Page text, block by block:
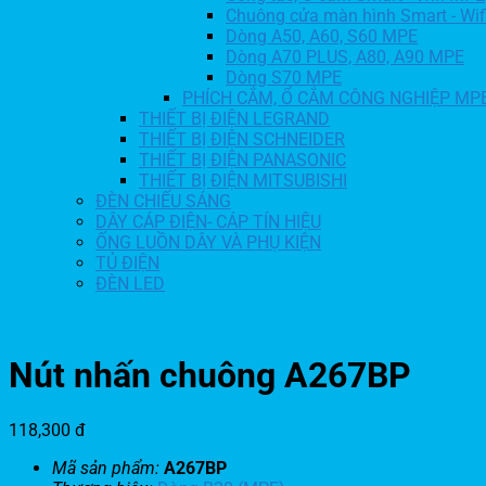
Chuông cửa màn hình Smart -
Dòng A50, A60, S60 MPE
Dòng A70 PLUS, A80, A90 MPE
Dòng S70 MPE
PHÍCH CẮM, Ổ CẮM CÔNG NGHIỆP
THIẾT BỊ ĐIỆN LEGRAND
THIẾT BỊ ĐIỆN SCHNEIDER
THIẾT BỊ ĐIỆN PANASONIC
THIẾT BỊ ĐIỆN MITSUBISHI
ĐÈN CHIẾU SÁNG
DÂY CÁP ĐIỆN- CÁP TÍN HIỆU
ỐNG LUỒN DÂY VÀ PHỤ KIỆN
TỦ ĐIỆN
ĐÈN LED
Nút nhấn chuông A267BP
118,300 đ
Mã sản phẩm: A267BP